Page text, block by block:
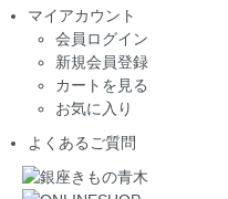
マイアカウント
会員ログイン
新規会員登録
カートを見る
お気に入り
よくあるご質問